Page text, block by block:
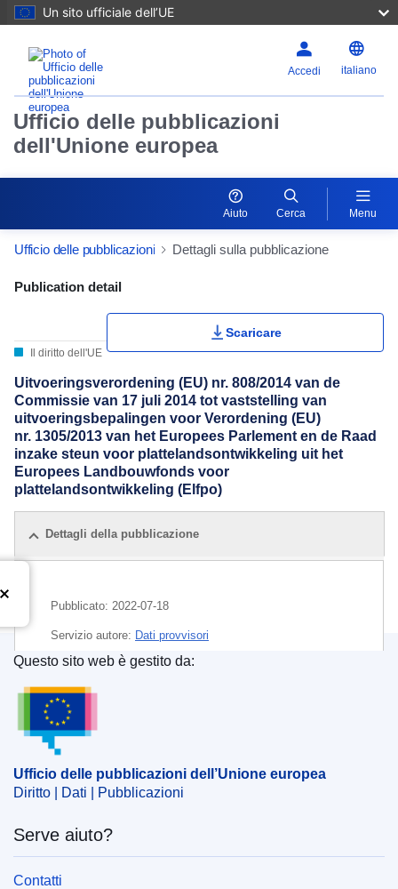
Un sito ufficiale dell’UE
Accedi italiano
Ufficio delle pubblicazioni
dell'Unione europea
Aiuto Cerca Menu
Ufficio delle pubblicazioni Dettagli sulla pubblicazione
Publication Detail Actions Portlet
Publication detail
Il diritto dell'UE
Scaricare
Uitvoeringsverordening (EU) nr. 808/2014 van de
Commissie van 17 juli 2014 tot vaststelling van
uitvoeringsbepalingen voor Verordening (EU)
nr. 1305/2013 van het Europees Parlement en de Raad
inzake steun voor plattelandsontwikkeling uit het
Europees Landbouwfonds voor
plattelandsontwikkeling (Elfpo)
Dettagli della pubblicazione
Pubblicato: 2022-07-18
Servizio autore: Dati provvisori
Ufficio delle pubblicazioni dell’Unione europea
Questo sito web è gestito da:
Ufficio delle pubblicazioni dell’Unione europea
Diritto | Dati | Pubblicazioni
Serve aiuto?
Contatti